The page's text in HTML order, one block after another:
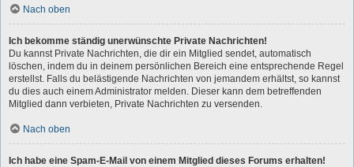
Nach oben
Ich bekomme ständig unerwünschte Private Nachrichten!
Du kannst Private Nachrichten, die dir ein Mitglied sendet, automatisch
löschen, indem du in deinem persönlichen Bereich eine entsprechende Regel
erstellst. Falls du belästigende Nachrichten von jemandem erhältst, so kannst
du dies auch einem Administrator melden. Dieser kann dem betreffenden
Mitglied dann verbieten, Private Nachrichten zu versenden.
Nach oben
Ich habe eine Spam-E-Mail von einem Mitglied dieses Forums erhalten!